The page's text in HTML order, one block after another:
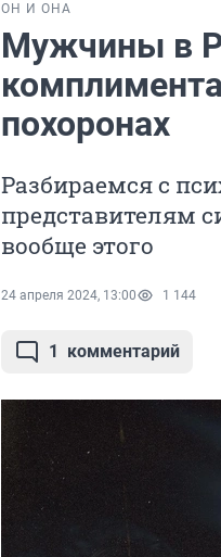
ОН И ОНА
Мужчины в
похоронах
Разбираемся с
представителям
вообще этого
24 апреля 2024, 13:00 1 144
1 комментарий